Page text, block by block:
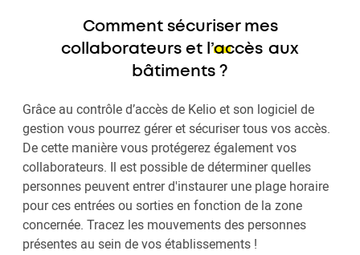
Comment sécuriser mes
collaborateurs et l’accès aux
bâtiments ?
Grâce au contrôle d’accès de Kelio et son logiciel de
gestion vous pourrez gérer et sécuriser tous vos accès.
De cette manière vous protégerez également vos
collaborateurs. Il est possible de déterminer quelles
personnes peuvent entrer d'instaurer une plage horaire
pour ces entrées ou sorties en fonction de la zone
concernée. Tracez les mouvements des personnes
présentes au sein de vos établissements !